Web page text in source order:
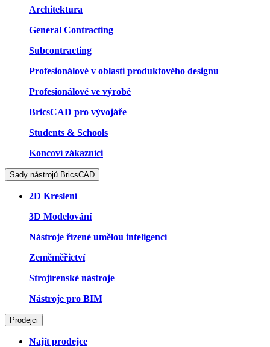
Architektura
General Contracting
Subcontracting
Profesionálové v oblasti produktového designu
Profesionálové ve výrobě
BricsCAD pro vývojáře
Students & Schools
Koncoví zákazníci
Sady nástrojů BricsCAD
2D Kreslení
3D Modelování
Nástroje řízené umělou inteligencí
Zeměměřictví
Strojírenské nástroje
Nástroje pro BIM
Prodejci
Najít prodejce